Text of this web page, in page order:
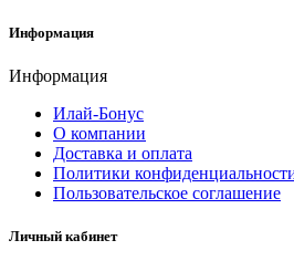
Информация
Информация
Илай-Бонус
О компании
Доставка и оплата
Политики
Пользовательское соглашение
Личный кабинет